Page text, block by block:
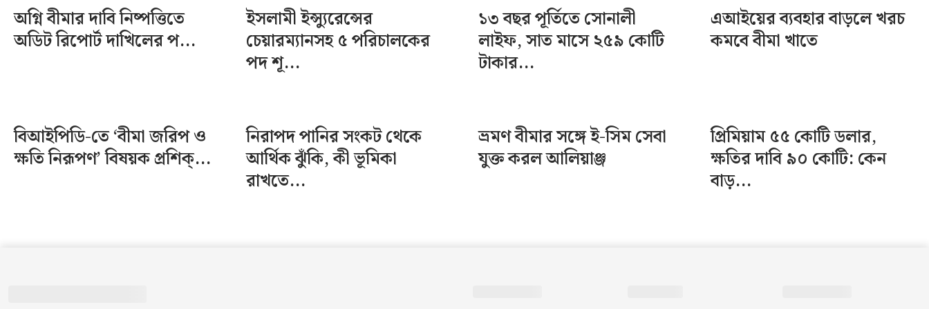
অগ্নি বীমার দাবি নিষ্পত্তিতে
অডিট রিপোর্ট দাখিলের প...
ইসলামী ইন্স্যুরেন্সের
চেয়ারম্যানসহ ৫ পরিচালকের
পদ শূ...
১৩ বছর পূর্তিতে সোনালী
লাইফ, সাত মাসে ২৫৯ কোটি
টাকার...
এআইয়ের ব্যবহার বাড়লে খরচ
কমবে বীমা খাতে
বিআইপিডি-তে ‘বীমা জরিপ ও
ক্ষতি নিরূপণ’ বিষয়ক প্রশিক্...
নিরাপদ পানির সংকট থেকে
আর্থিক ঝুঁকি, কী ভূমিকা
রাখতে...
ভ্রমণ বীমার সঙ্গে ই-সিম সেবা
যুক্ত করল আলিয়াঞ্জ
প্রিমিয়াম ৫৫ কোটি ডলার,
ক্ষতির দাবি ৯০ কোটি: কেন
বাড়...